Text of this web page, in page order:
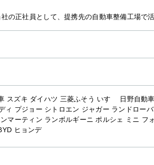
の正社員として、提携先の自動車整備工場で
スズキ ダイハツ 三菱ふそう いすゞ 日野自動
ィ プジョー シトロエン ジャガー ランドロー
マーティン ランボルギーニ ポルシェ ミニ フ
ヒョンデ